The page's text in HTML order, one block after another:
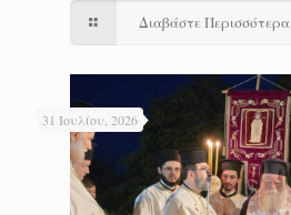
Διαβάστε Περισσότερα
31 Ιουλίου, 2026